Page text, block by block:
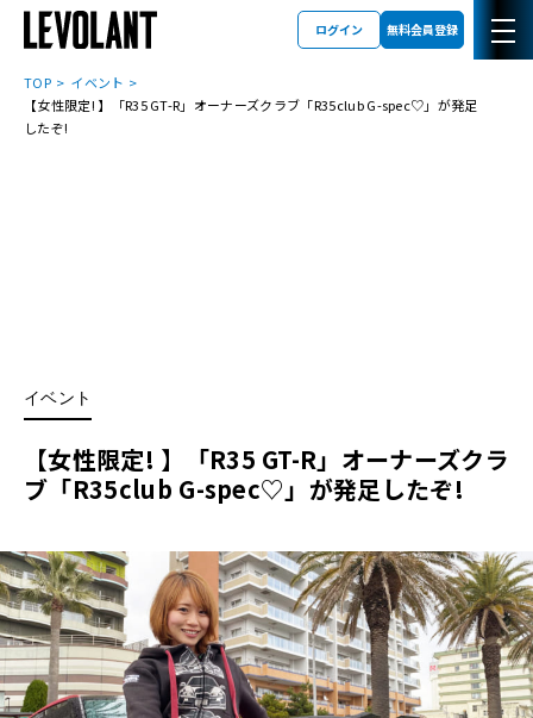
ログイン 無料会員登録
TOP
イベント
【女性限定! 】「R35 GT-R」オーナーズクラブ「R35club G-spec♡」が発足
したぞ!
イベント
【女性限定! 】「R35 GT-R」オーナーズクラ
ブ「R35club G-spec♡」が発足したぞ!